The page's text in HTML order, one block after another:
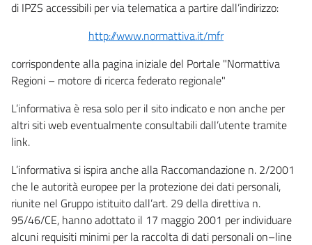
di IPZS accessibili per via telematica a partire dall’indirizzo:
http://www.normattiva.it/mfr
corrispondente alla pagina iniziale del Portale "Normattiva
Regioni – motore di ricerca federato regionale"
L’informativa è resa solo per il sito indicato e non anche per
altri siti web eventualmente consultabili dall’utente tramite
link.
L’informativa si ispira anche alla Raccomandazione n. 2/2001
che le autorità europee per la protezione dei dati personali,
riunite nel Gruppo istituito dall’art. 29 della direttiva n.
95/46/CE, hanno adottato il 17 maggio 2001 per individuare
alcuni requisiti minimi per la raccolta di dati personali on–line